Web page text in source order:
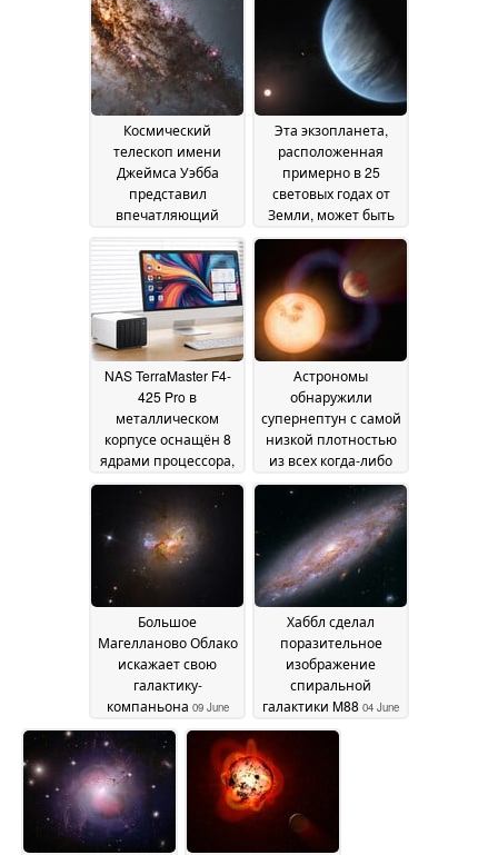
July 2026
Космический
телескоп имени
Джеймса Уэбба
представил
впечатляющий
А»13 July 2026
Эта экзопланета,
расположенная
примерно в 25
световых годах от
Земли, может быть
пригодной для
жизни 09 July 2026
NAS TerraMaster F4-
425 Pro в
металлическом
корпусе оснащён 8
ядрами процессора,
4 жесткими дисками
накопителями
2026
Астрономы
обнаружили
супернептун с самой
низкой плотностью
из всех когда-либо
обнаруженных16 June
Большое
Магелланово Облако
искажает свою
галактику-
компаньона 09 June
2026
Хаббл сделал
поразительное
изображение
спиральной
галактики M88 04 June
2026